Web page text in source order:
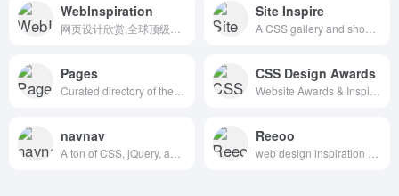
WebInspiration Site Inspire
Pages CSS Design Awards
navnav Reeoo